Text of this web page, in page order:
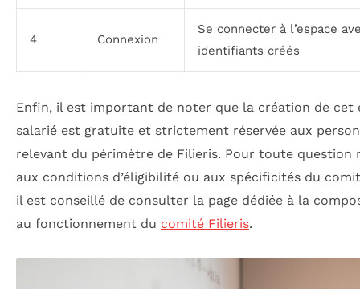
4 Connexion
Se connecter à l’espace
identifiants créés
Enfin, il est important de noter que la création de cet
salarié est gratuite et strictement réservée aux
relevant du périmètre de Filieris. Pour toute question
aux conditions d’éligibilité ou aux spécificités du
il est conseillé de consulter la page dédiée à la
au fonctionnement du comité Filieris.